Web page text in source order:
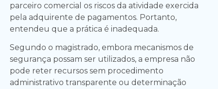
parceiro comercial os riscos da atividade exercida
pela adquirente de pagamentos. Portanto,
entendeu que a prática é inadequada.
Segundo o magistrado, embora mecanismos de
segurança possam ser utilizados, a empresa não
pode reter recursos sem procedimento
administrativo transparente ou determinação